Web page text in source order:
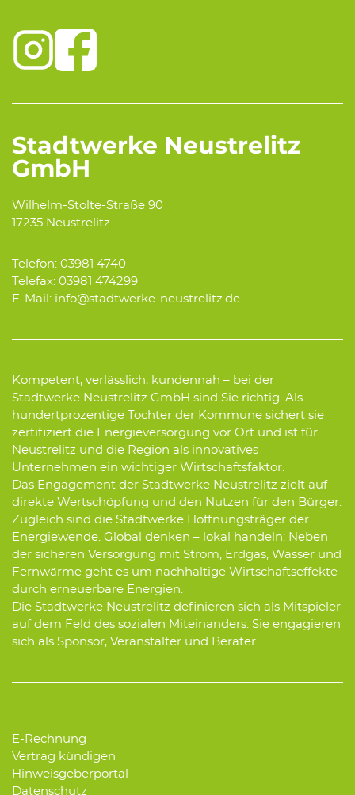
Stadtwerke Neustrelitz
GmbH
Wilhelm-Stolte-Straße 90
17235 Neustrelitz
Telefon: 03981 4740
Telefax: 03981 474299
E-Mail: info@stadtwerke-neustrelitz.de
Kompetent, verlässlich, kundennah – bei der
Stadtwerke Neustrelitz GmbH sind Sie richtig. Als
hundertprozentige Tochter der Kommune sichert sie
zertifiziert die Energieversorgung vor Ort und ist für
Neustrelitz und die Region als innovatives
Unternehmen ein wichtiger Wirtschaftsfaktor.
Das Engagement der Stadtwerke Neustrelitz zielt auf
direkte Wertschöpfung und den Nutzen für den Bürger.
Zugleich sind die Stadtwerke Hoffnungsträger der
Energiewende. Global denken – lokal handeln: Neben
der sicheren Versorgung mit Strom, Erdgas, Wasser und
Fernwärme geht es um nachhaltige Wirtschaftseffekte
durch erneuerbare Energien.
Die Stadtwerke Neustrelitz definieren sich als Mitspieler
auf dem Feld des sozialen Miteinanders. Sie engagieren
sich als Sponsor, Veranstalter und Berater.
E-Rechnung
Vertrag kündigen
Hinweisgeberportal
Datenschutz